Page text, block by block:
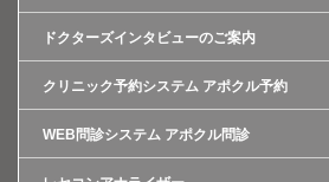
ドクターズインタビューのご案内
クリニック予約システム アポクル予約
WEB問診システム アポクル問診